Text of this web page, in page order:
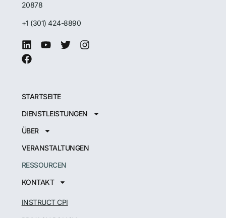
20878
+1 (301) 424-8890
STARTSEITE
DIENSTLEISTUNGEN
ÜBER
VERANSTALTUNGEN
RESSOURCEN
KONTAKT
INSTRUCT CPI